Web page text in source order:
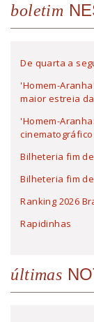
boletim
De quarta a
'Homem-
maior estreia
'Homem-
Bilheteria fim
Bilheteria fim
Ranking 2026
Rapidinhas
últimas